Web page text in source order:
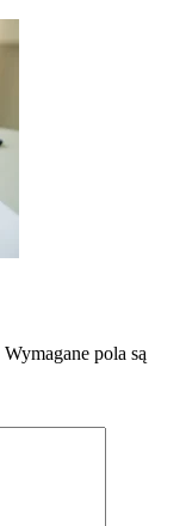
Wymagane pola są